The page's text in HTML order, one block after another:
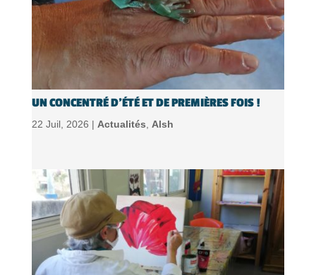
UN CONCENTRÉ D’ÉTÉ ET DE PREMIÈRES FOIS !
22 Juil, 2026 | Actualités, Alsh